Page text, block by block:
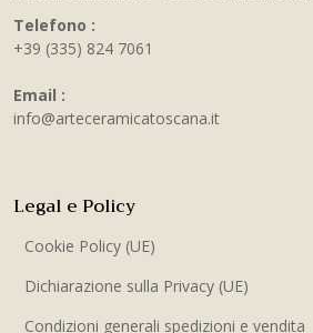
Telefono :
+39 (335) 824 7061
Email :
info@arteceramicatoscana.it
Legal e Policy
Cookie Policy (UE)
Dichiarazione sulla Privacy (UE)
Condizioni generali spedizioni e vendita